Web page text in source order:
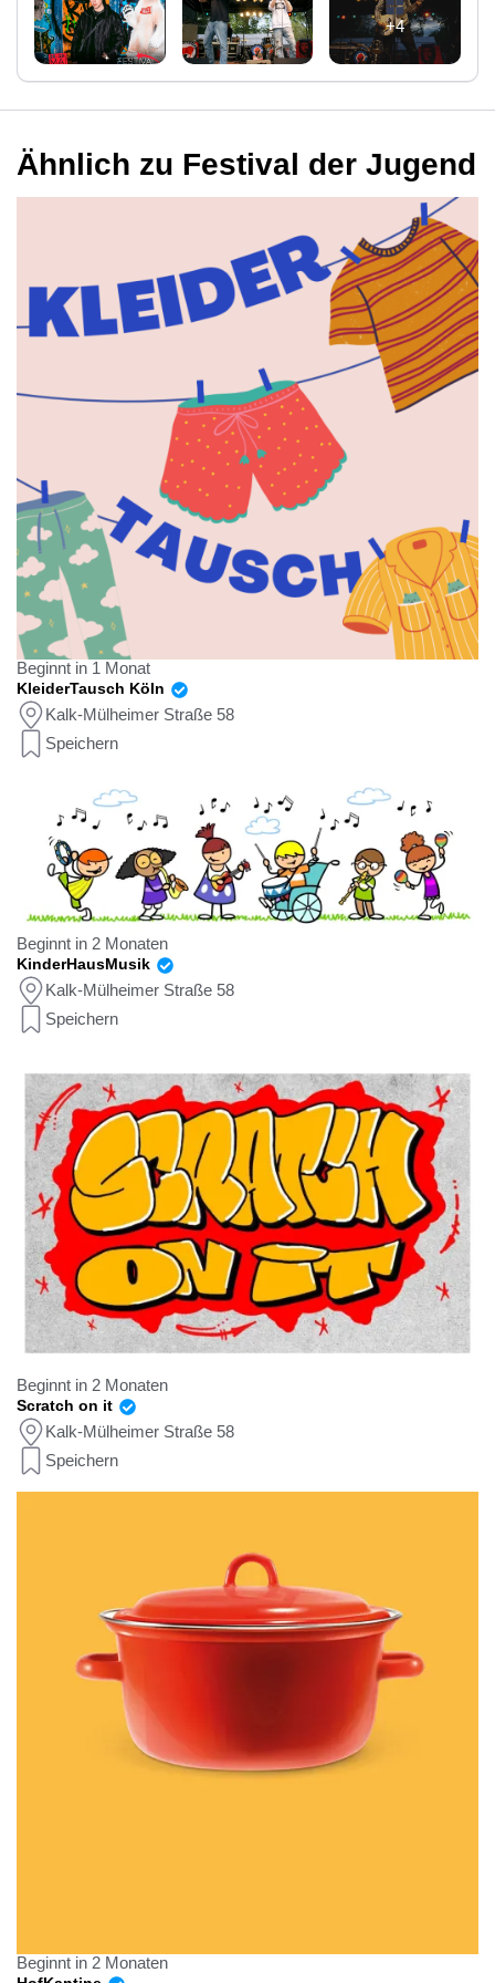
+4
Ähnlich zu Festival der Jugend
Beginnt in 1 Monat
KleiderTausch Köln
Kalk-Mülheimer Straße 58
Speichern
Beginnt in 2 Monaten
KinderHausMusik
Kalk-Mülheimer Straße 58
Speichern
Beginnt in 2 Monaten
Scratch on it
Kalk-Mülheimer Straße 58
Speichern
Beginnt in 2 Monaten